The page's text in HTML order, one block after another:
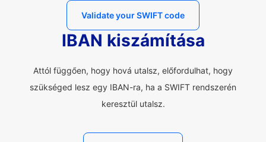
Validate your SWIFT code
IBAN kiszámítása
Attól függően, hogy hová utalsz, előfordulhat, hogy
szükséged lesz egy IBAN-ra, ha a SWIFT rendszerén
keresztül utalsz.